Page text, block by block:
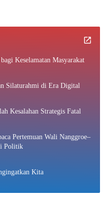
Keselamatan Masyarakat
Silaturahmi di Era Digital
Kesalahan Strategis Fatal
Pertemuan Wali Nanggroe–
Politik
Kita